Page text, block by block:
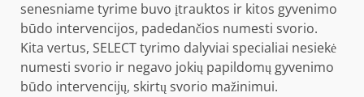
senesniame tyrime buvo įtrauktos ir kitos gyvenimo
būdo intervencijos, padedančios numesti svorio.
Kita vertus, SELECT tyrimo dalyviai specialiai nesiekė
numesti svorio ir negavo jokių papildomų gyvenimo
būdo intervencijų, skirtų svorio mažinimui.